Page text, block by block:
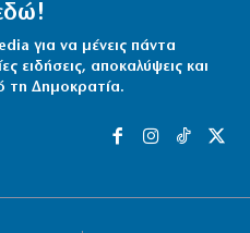
για να μένεις πάντα
ειδήσεις, αποκαλύψεις και
τη Δημοκρατία.